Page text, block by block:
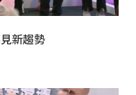
新趨勢